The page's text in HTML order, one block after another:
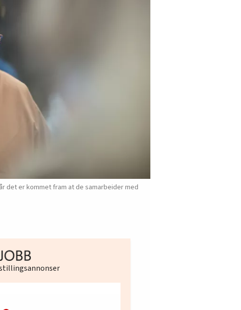
det er kommet fram at de samarbeider med